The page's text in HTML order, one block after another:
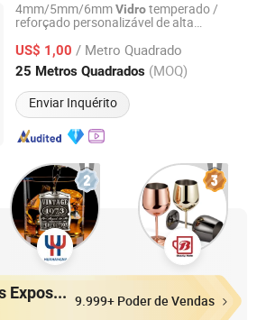
4mm/5mm/6mmVidrotemperado /
reforçado personalizável de alta
seda, feito na China, utilizado para
de porta de forno doméstico
US$ 1,00 / Metro Quadrado
25 Metros Quadrados (MOQ)
Enviar Inquérito
Technology Co., Ltd.
Desde 2007
Principais Vendas Expositores 9.999+ Poder de Vendas